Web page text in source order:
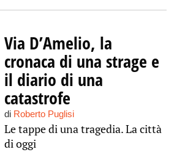
Via D’Amelio, la
cronaca di una strage e
il diario di una
catastrofe
di Roberto Puglisi
Le tappe di una tragedia. La città
di oggi